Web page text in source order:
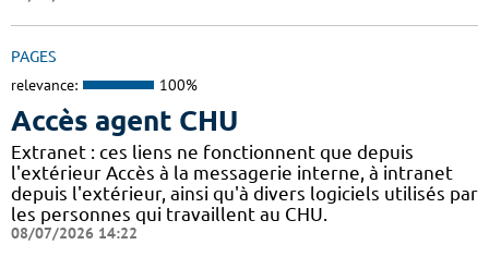
PAGES
relevance: 100%
Accès agent CHU
Extranet : ces liens ne fonctionnent que depuis
l'extérieur Accès à la messagerie interne, à intranet
depuis l'extérieur, ainsi qu'à divers logiciels utilisés par
les personnes qui travaillent au CHU.
08/07/2026 14:22